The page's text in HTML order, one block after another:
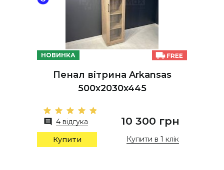
НОВИНКА
Пенал вітрина Arkansas
500х2030х445
4 відгука 10 300 грн
Купити Купити в 1 клік